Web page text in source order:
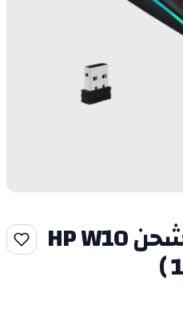
ماوس لاسلكي شحن HP W10